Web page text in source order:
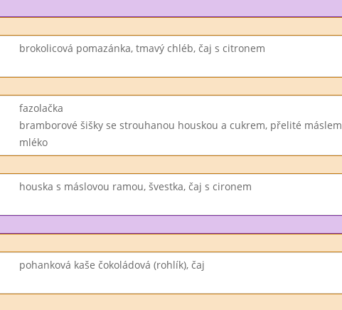
brokolicová pomazánka, tmavý chléb, čaj s citronem
fazolačka
bramborové šišky se strouhanou houskou a cukrem, přelité máslem
mléko
houska s máslovou ramou, švestka, čaj s cironem
pohanková kaše čokoládová (rohlík), čaj